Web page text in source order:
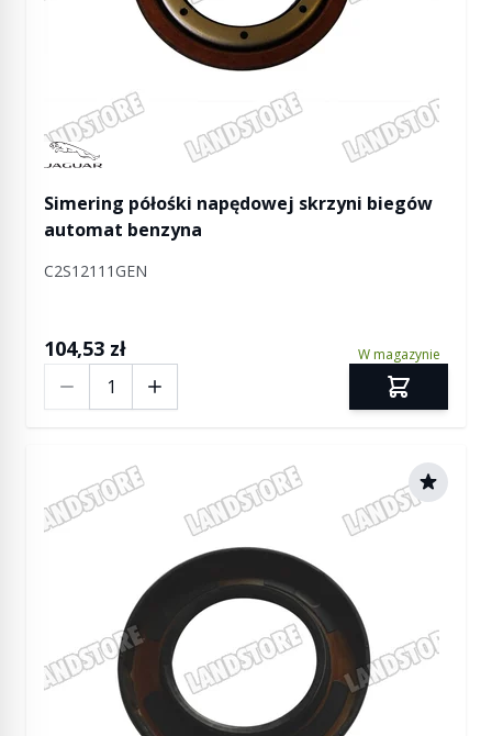
Manufactured by Jaguar
Simering półośki napędowej skrzyni biegów
automat benzyna
C2S12111GEN
104,53 zł W magazynie